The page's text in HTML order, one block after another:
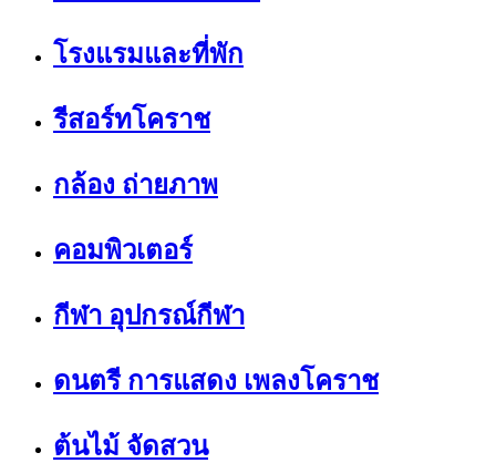
โรงแรมและที่พัก
รีสอร์ทโคราช
กล้อง ถ่ายภาพ
คอมพิวเตอร์
กีฬา อุปกรณ์กีฬา
ดนตรี การแสดง เพลงโคราช
ต้นไม้ จัดสวน